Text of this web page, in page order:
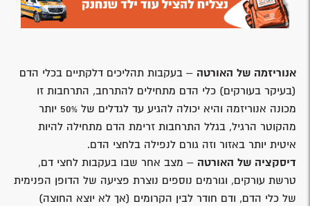
אנוריזמה של האורטה – בעקבות תהליכים דלקתיים בכלי הדם
(בעיקר בעורקים) כלי הדם מתחילים להתרחב, התרחבות זו
מכונה אנוריזמה והיא יכולה להגיע עד לגדלים של 50% יותר
מהקוטר הרגיל, בגלל התרחבות זרימת הדם מתחילה להיות
איטית יותר באזור וזה גורם לנפילה בלחצי הדם.
דיסקציה של האורטה – מצב אחר שבו בעקבות לחצי דם,
טרשת עורקים, וגורמים נוספים נוצרת פציעה של הדופן הפנימית
של כלי הדם, ודם חודר לבין הקרומים (אך לא יוצא החוצה)